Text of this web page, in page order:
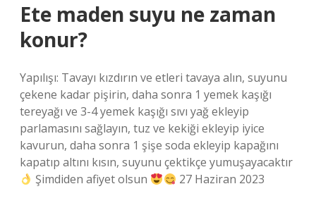
Ete maden suyu ne zaman
konur?
Yapılışı: Tavayı kızdırın ve etleri tavaya alın, suyunu
çekene kadar pişirin, daha sonra 1 yemek kaşığı
tereyağı ve 3-4 yemek kaşığı sıvı yağ ekleyip
parlamasını sağlayın, tuz ve kekiği ekleyip iyice
kavurun, daha sonra 1 şişe soda ekleyip kapağını
kapatıp altını kısın, suyunu çektikçe yumuşayacaktır
Şimdiden afiyet olsun
27 Haziran 2023